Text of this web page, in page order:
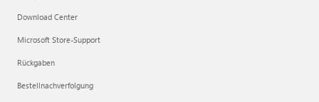
Download Center
Microsoft Store-Support
Rückgaben
Bestellnachverfolgung